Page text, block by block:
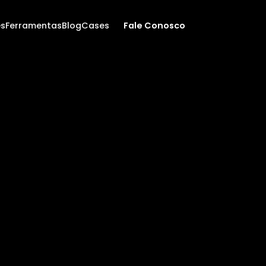
FerramentasBlogCases Fale Conosco